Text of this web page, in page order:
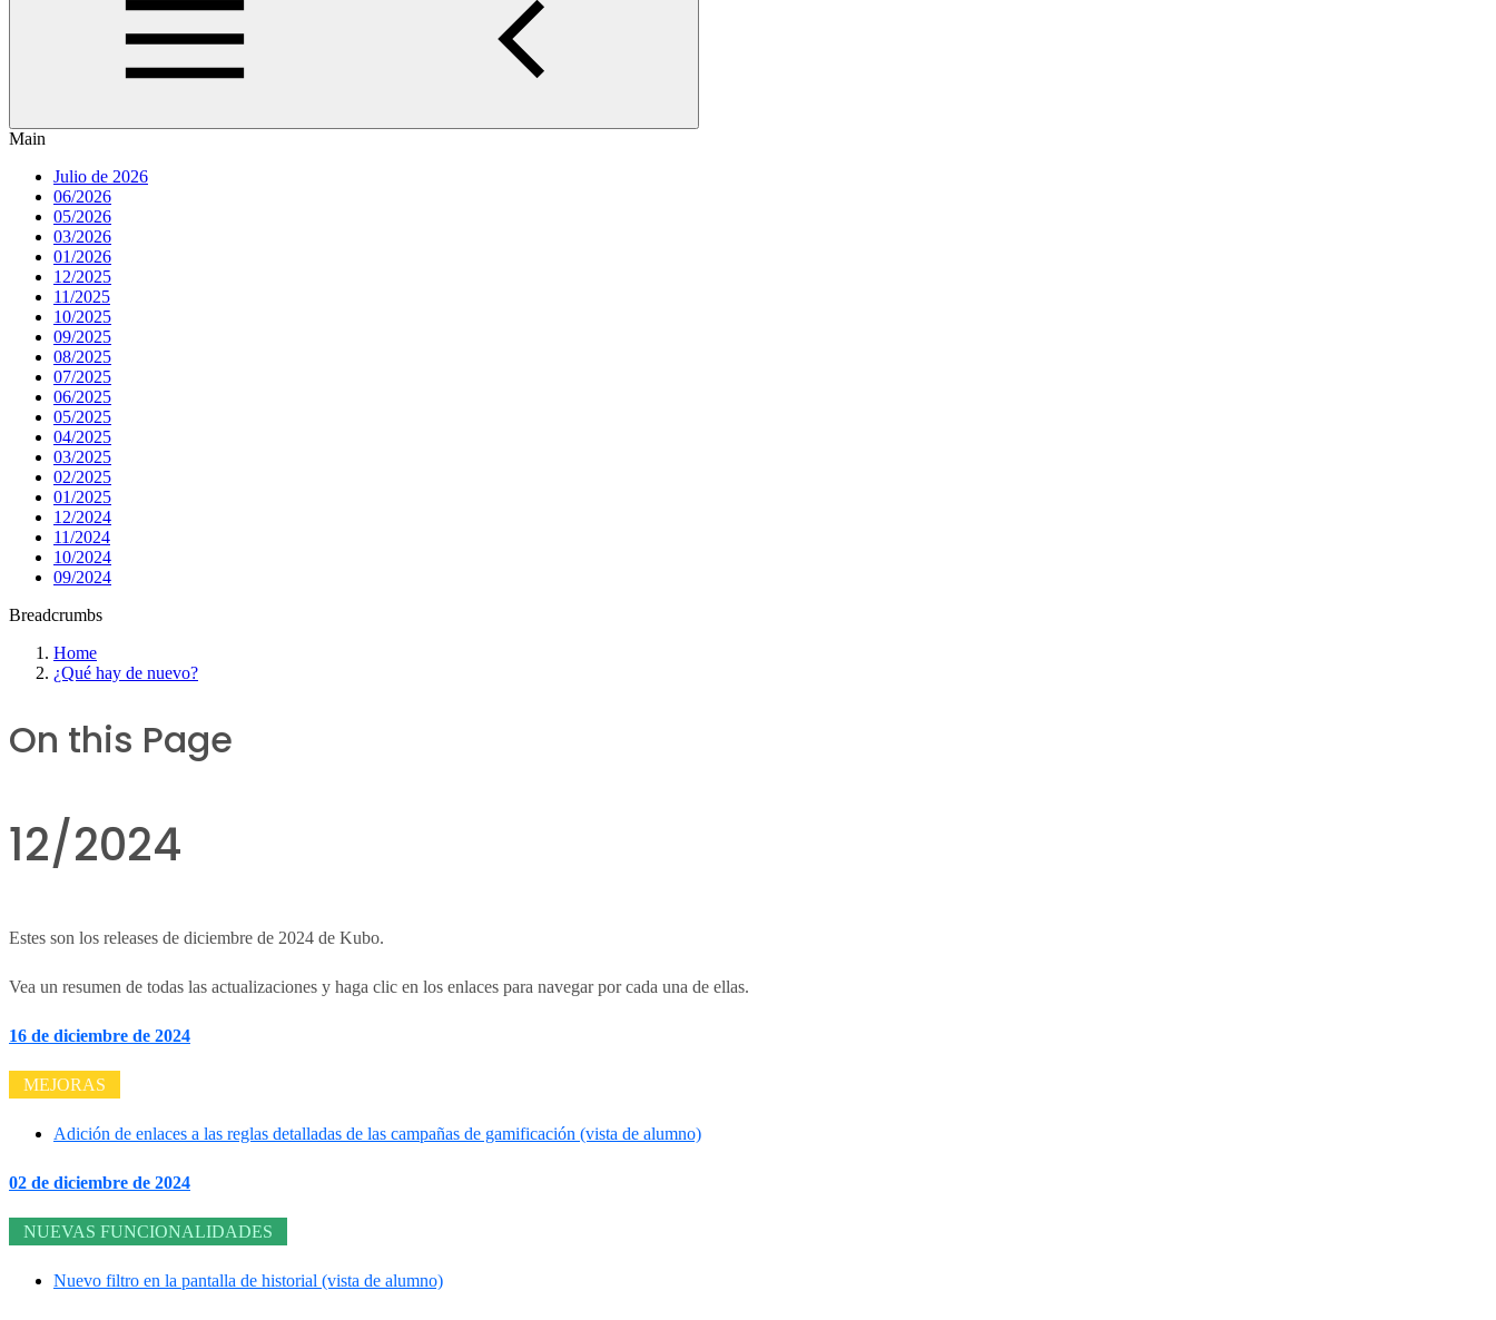
Main
Julio de 2026
06/2026
05/2026
03/2026
01/2026
12/2025
11/2025
10/2025
09/2025
08/2025
07/2025
06/2025
05/2025
04/2025
03/2025
02/2025
01/2025
12/2024
11/2024
10/2024
09/2024
Breadcrumbs
Home
¿Qué hay de nuevo?
On this Page
12/2024
Estes son los releases de diciembre de 2024 de Kubo.
Vea un resumen de todas las actualizaciones y haga clic en los enlaces para navegar por cada una de ellas.
16 de diciembre de 2024
MEJORAS
Adición de enlaces a las reglas detalladas de las campañas de gamificación (vista de alumno)
02 de diciembre de 2024
NUEVAS FUNCIONALIDADES
Nuevo filtro en la pantalla de historial (vista de alumno)